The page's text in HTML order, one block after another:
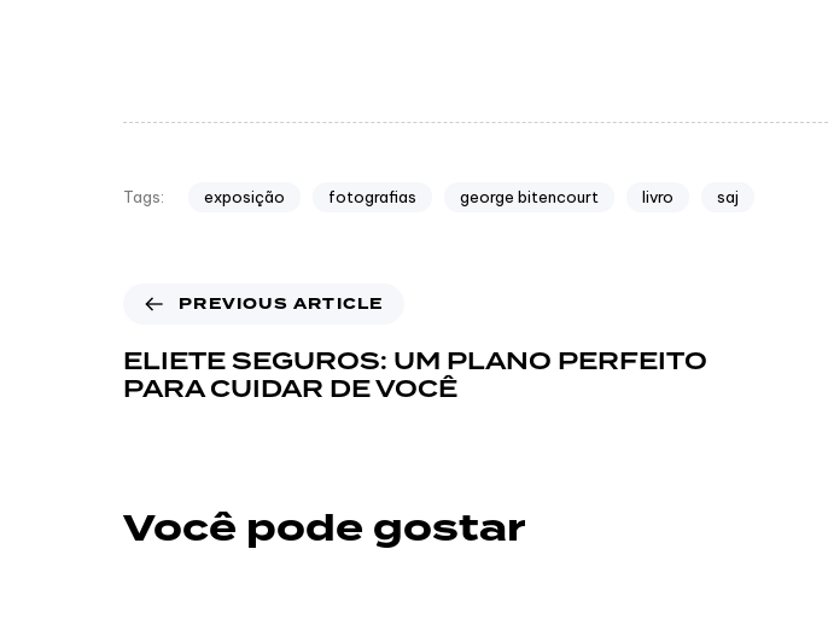
Tags: exposição fotografias george bitencourt livro saj
PREVIOUS ARTICLE
ELIETE SEGUROS: UM PLANO PERFEITO
PARA CUIDAR DE VOCÊ
Você pode gostar